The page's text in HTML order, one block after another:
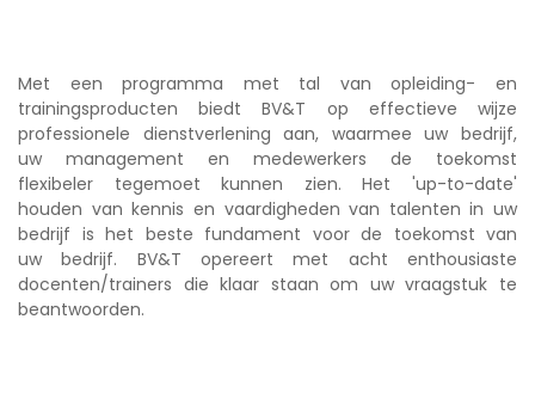
Met een programma met tal van opleiding- en
trainingsproducten biedt BV&T op effectieve wijze
professionele dienstverlening aan, waarmee uw bedrijf,
uw management en medewerkers de toekomst
flexibeler tegemoet kunnen zien. Het 'up-to-date'
houden van kennis en vaardigheden van talenten in uw
bedrijf is het beste fundament voor de toekomst van
uw bedrijf. BV&T opereert met acht enthousiaste
docenten/trainers die klaar staan om uw vraagstuk te
beantwoorden.